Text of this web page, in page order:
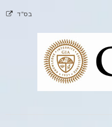
בס"ד